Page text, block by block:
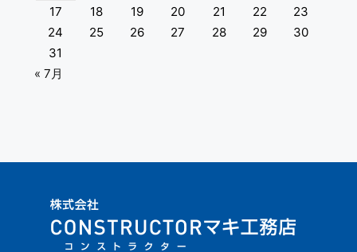
17
18 19 20 21 22
23
24
25 26 27 28 29
30
31
« 7月